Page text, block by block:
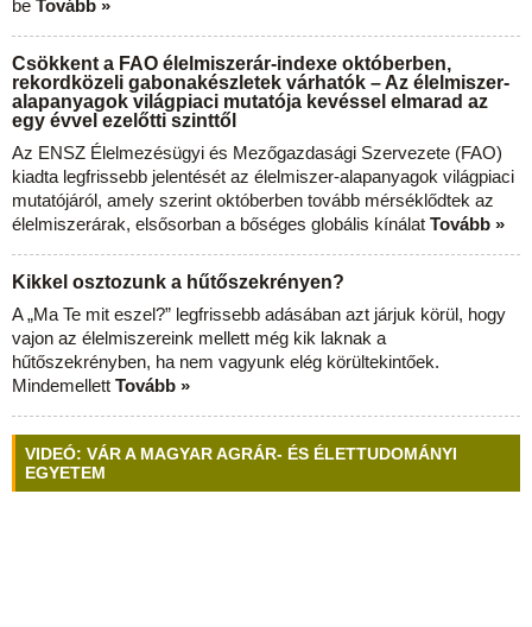
be Tovább »
Csökkent a FAO élelmiszerár-indexe októberben,
rekordközeli gabonakészletek várhatók – Az élelmiszer-
alapanyagok világpiaci mutatója kevéssel elmarad az
egy évvel ezelőtti szinttől
Az ENSZ Élelmezésügyi és Mezőgazdasági Szervezete (FAO)
kiadta legfrissebb jelentését az élelmiszer-alapanyagok világpiaci
mutatójáról, amely szerint októberben tovább mérséklődtek az
élelmiszerárak, elsősorban a bőséges globális kínálat Tovább »
Kikkel osztozunk a hűtőszekrényen?
A „Ma Te mit eszel?” legfrissebb adásában azt járjuk körül, hogy
vajon az élelmiszereink mellett még kik laknak a
hűtőszekrényben, ha nem vagyunk elég körültekintőek.
Mindemellett Tovább »
VIDEÓ: VÁR A MAGYAR AGRÁR- ÉS ÉLETTUDOMÁNYI
EGYETEM